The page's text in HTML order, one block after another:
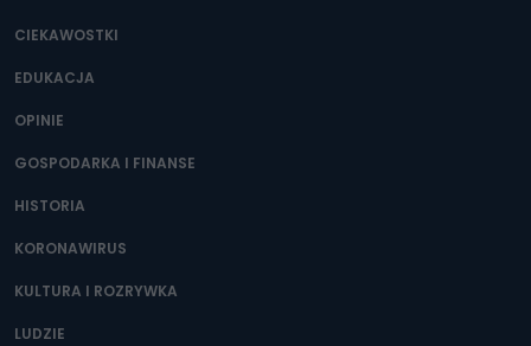
CIEKAWOSTKI
EDUKACJA
OPINIE
GOSPODARKA I FINANSE
HISTORIA
KORONAWIRUS
KULTURA I ROZRYWKA
LUDZIE